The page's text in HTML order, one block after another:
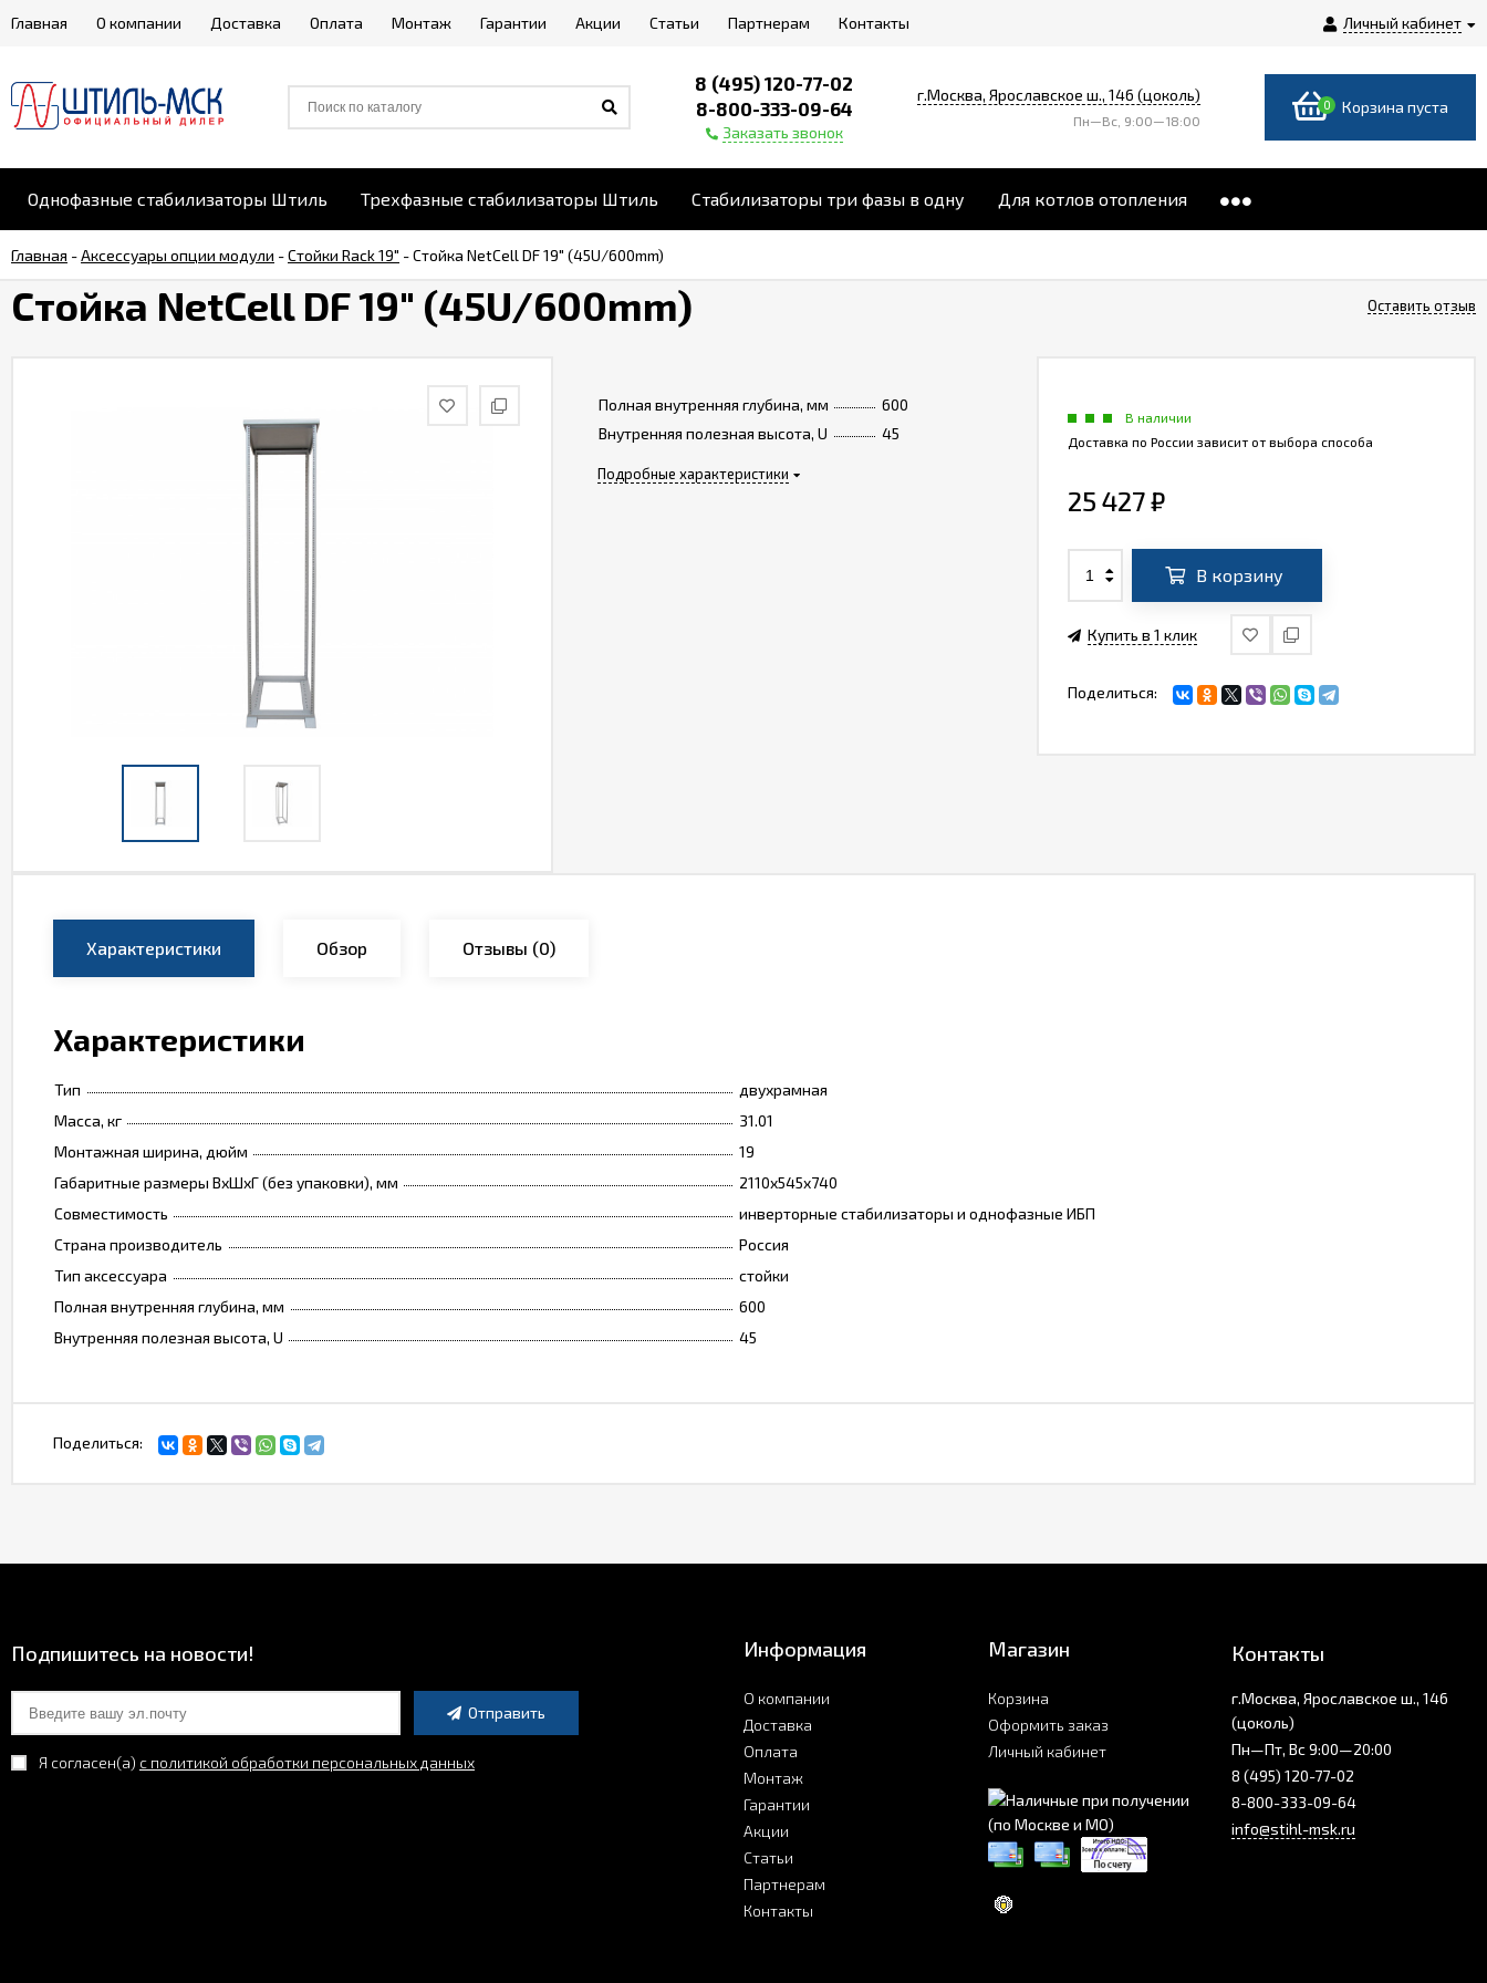
Личный кабинет
Главная О компании Доставка Оплата Монтаж Гарантии Акции Статьи Партнерам Контакты
8 (495) 120-77-02
8-800-333-09-64
Заказать звонок
г.Москва, Ярославское ш., 146 (цоколь)
Пн—Вс, 9:00—18:00
0 Корзина пуста
Однофазные стабилизаторы Штиль Трехфазные стабилизаторы Штиль Стабилизаторы три фазы в одну Для котлов отопления
Главная -Аксессуары опции модули -Стойки Rack 19" -Стойка NetCell DF 19" (45U/600mm)
Стойка NetCell DF 19" (45U/600mm) Оставить отзыв
Полная внутренняя глубина, мм
600
Внутренняя полезная высота, U
45
Подробные характеристики
В наличии
Доставка по России зависит от выбора способа
25 427₽
В корзину
Купить в 1 клик
Поделиться:
Характеристики Обзор Отзывы (0)
Характеристики
Тип
двухрамная
Масса, кг
31.01
Монтажная ширина, дюйм
19
Габаритные размеры ВхШхГ (без упаковки), мм
2110x545x740
Совместимость
инверторные стабилизаторы и однофазные ИБП
Страна производитель
Россия
Тип аксессуара
стойки
Полная внутренняя глубина, мм
600
Внутренняя полезная высота, U
45
Поделиться:
Подпишитесь на новости!
Отправить
Я согласен(a) с политикой обработки персональных данных
Информация
О компании
Доставка
Оплата
Монтаж
Гарантии
Акции
Статьи
Партнерам
Контакты
Магазин
Корзина
Оформить заказ
Личный кабинет
Контакты
г.Москва, Ярославское ш., 146
(цоколь)
Пн—Пт, Вс 9:00—20:00
8 (495) 120-77-02
8-800-333-09-64
info@stihl-msk.ru